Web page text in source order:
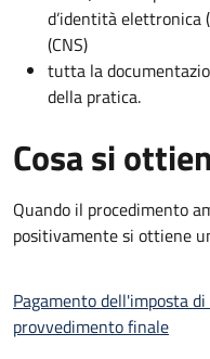
d’identità elettronica
(CNS)
tutta la
della pratica.
Cosa si
Quando il procedimento
positivamente si ottiene
Pagamento dell'imposta
provvedimento finale